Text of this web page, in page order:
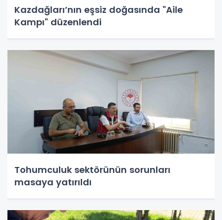
Kazdağları’nın eşsiz doğasında "Aile
Kampı" düzenlendi
Tohumculuk sektörünün sorunları
masaya yatırıldı